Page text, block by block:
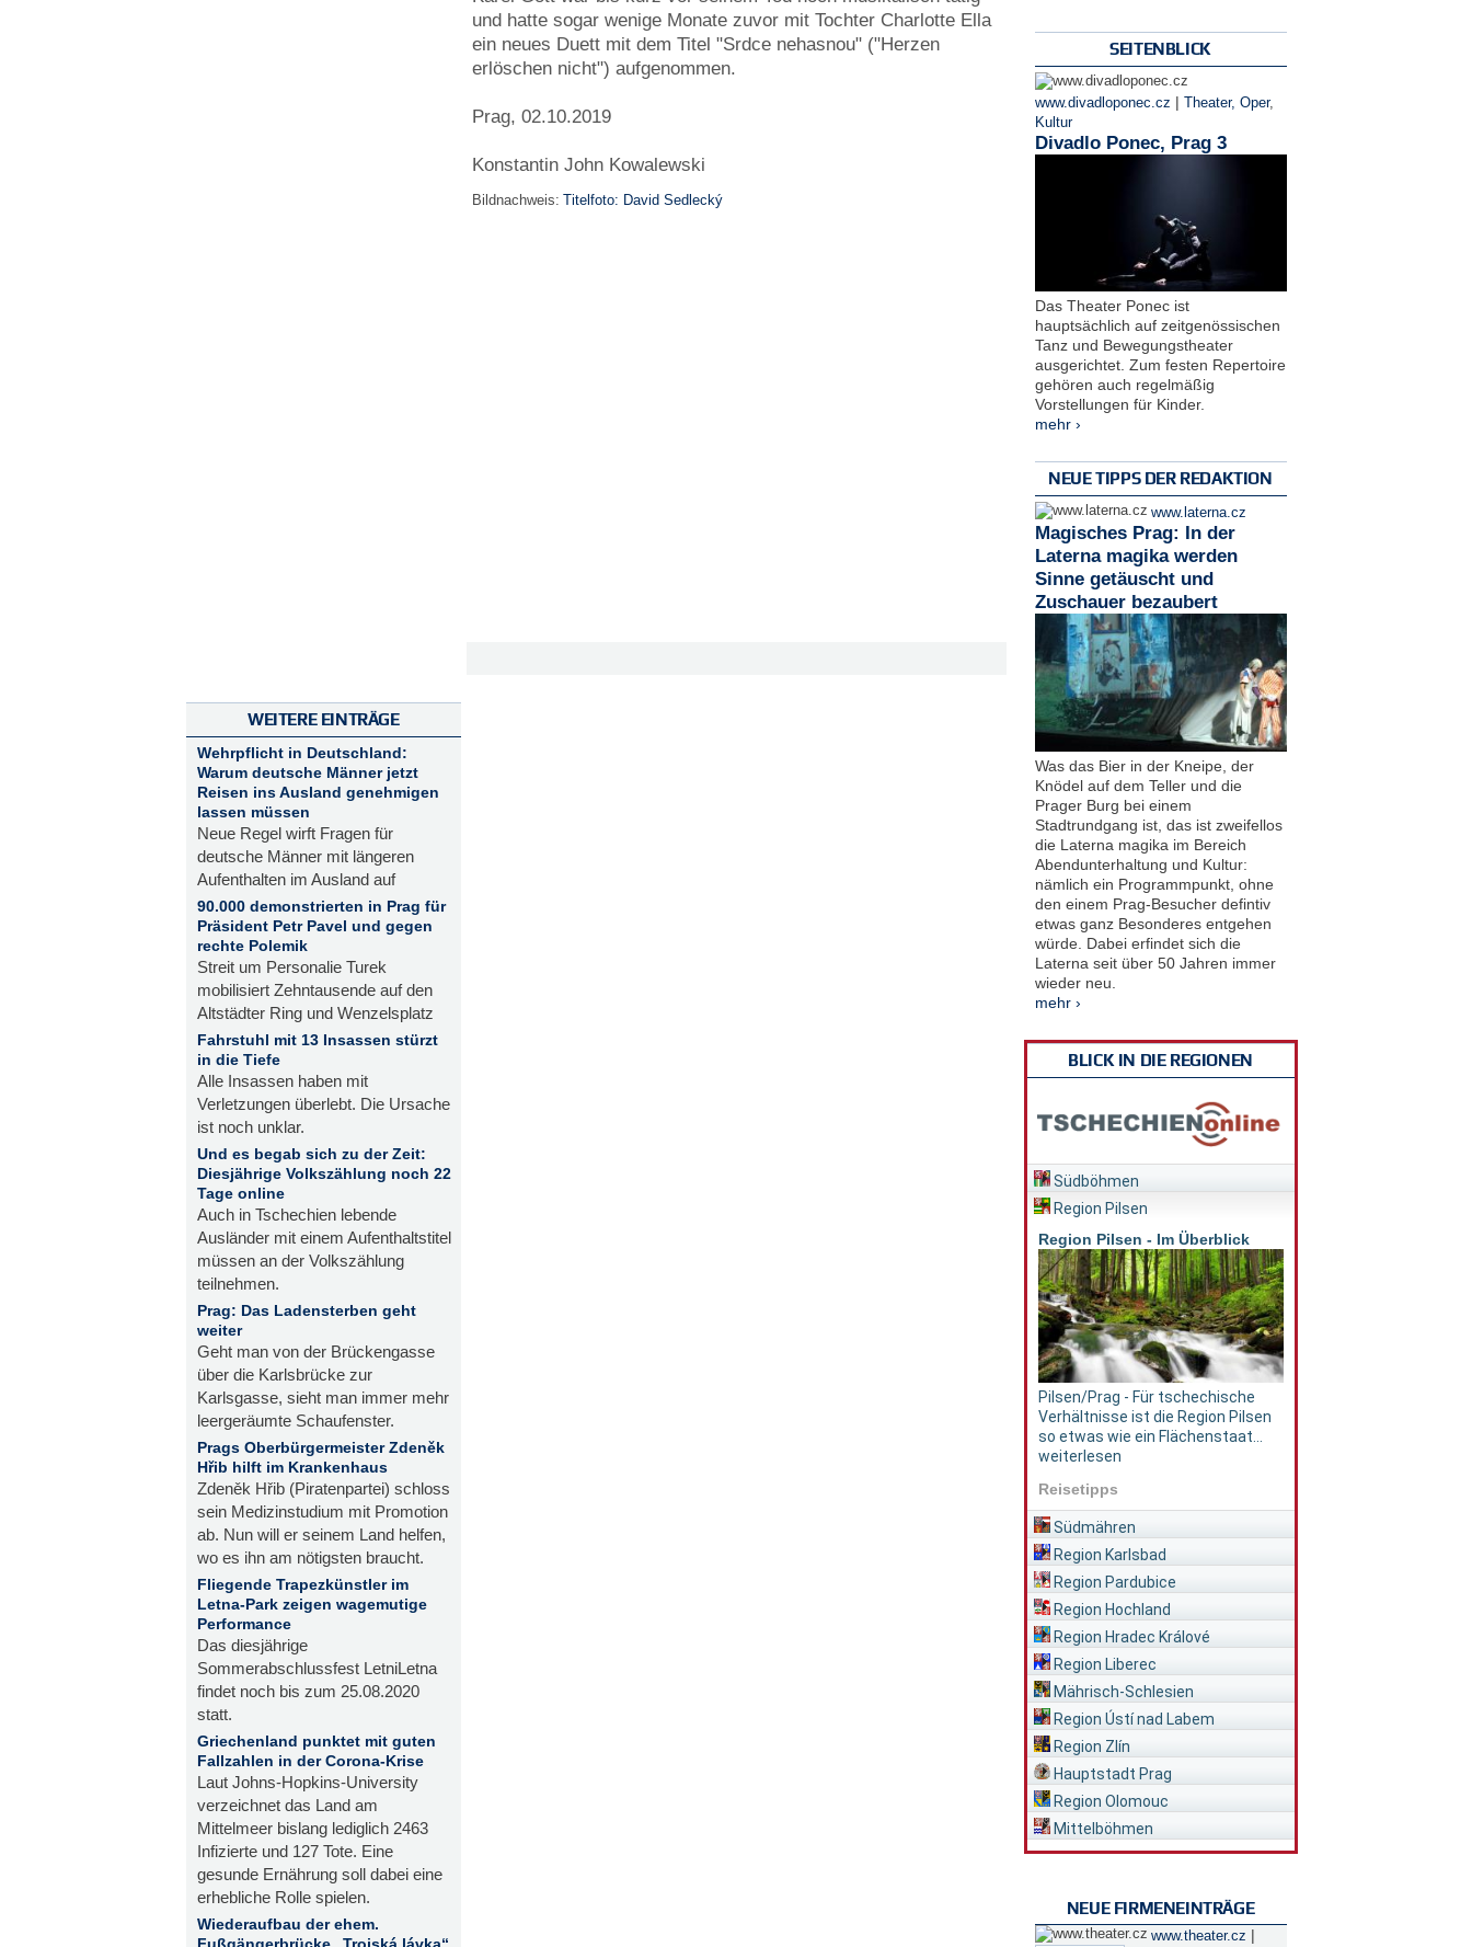
WEITERE EINTRÄGE
Wehrpflicht in Deutschland:
Warum deutsche Männer jetzt
Reisen ins Ausland genehmigen
lassen müssen
Neue Regel wirft Fragen für
deutsche Männer mit längeren
Aufenthalten im Ausland auf
90.000 demonstrierten in Prag für
Präsident Petr Pavel und gegen
rechte Polemik
Streit um Personalie Turek
mobilisiert Zehntausende auf den
Altstädter Ring und Wenzelsplatz
Fahrstuhl mit 13 Insassen stürzt
in die Tiefe
Alle Insassen haben mit
Verletzungen überlebt. Die Ursache
ist noch unklar.
Und es begab sich zu der Zeit:
Diesjährige Volkszählung noch 22
Tage online
Auch in Tschechien lebende
Ausländer mit einem Aufenthaltstitel
müssen an der Volkszählung
teilnehmen.
Prag: Das Ladensterben geht
weiter
Geht man von der Brückengasse
über die Karlsbrücke zur
Karlsgasse, sieht man immer mehr
leergeräumte Schaufenster.
Prags Oberbürgermeister Zdeněk
Hřib hilft im Krankenhaus
Zdeněk Hřib (Piratenpartei) schloss
sein Medizinstudium mit Promotion
ab. Nun will er seinem Land helfen,
wo es ihn am nötigsten braucht.
Fliegende Trapezkünstler im
Letna-Park zeigen wagemutige
Performance
Das diesjährige
Sommerabschlussfest LetniLetna
findet noch bis zum 25.08.2020
statt.
Griechenland punktet mit guten
Fallzahlen in der Corona-Krise
Laut Johns-Hopkins-University
verzeichnet das Land am
Mittelmeer bislang lediglich 2463
Infizierte und 127 Tote. Eine
gesunde Ernährung soll dabei eine
erhebliche Rolle spielen.
Wiederaufbau der ehem.
und hatte sogar wenige Monate zuvor mit Tochter Charlotte Ella
ein neues Duett mit dem Titel "Srdce nehasnou" ("Herzen
erlöschen nicht") aufgenommen.
Prag, 02.10.2019
Konstantin John Kowalewski
Bildnachweis: Titelfoto: David Sedlecký
SEITENBLICK
www.divadloponec.cz | Theater, Oper,
Kultur
Divadlo Ponec, Prag 3
Das Theater Ponec ist
hauptsächlich auf zeitgenössischen
Tanz und Bewegungstheater
ausgerichtet. Zum festen Repertoire
gehören auch regelmäßig
Vorstellungen für Kinder.
mehr ›
NEUE TIPPS DER REDAKTION
www.laterna.cz
Magisches Prag: In der
Laterna magika werden
Sinne getäuscht und
Zuschauer bezaubert
Was das Bier in der Kneipe, der
Knödel auf dem Teller und die
Prager Burg bei einem
Stadtrundgang ist, das ist zweifellos
die Laterna magika im Bereich
Abendunterhaltung und Kultur:
nämlich ein Programmpunkt, ohne
den einem Prag-Besucher defintiv
etwas ganz Besonderes entgehen
würde. Dabei erfindet sich die
Laterna seit über 50 Jahren immer
wieder neu.
mehr ›
BLICK IN DIE REGIONEN
Südböhmen
Region Pilsen
Region Pilsen - Im Überblick
Pilsen/Prag - Für tschechische
Verhältnisse ist die Region Pilsen
so etwas wie ein Flächenstaat...
weiterlesen
Reisetipps
Südmähren
Region Karlsbad
Region Pardubice
Region Hochland
Region Hradec Králové
Region Liberec
Mährisch-Schlesien
Region Ústí nad Labem
Region Zlín
Hauptstadt Prag
Region Olomouc
Mittelböhmen
NEUE FIRMENEINTRÄGE
www.theater.cz |